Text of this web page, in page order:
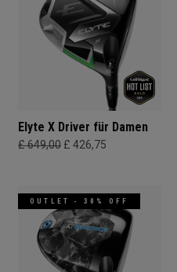
Elyte X Driver für Damen
£ 649,00 £ 426,75
OUTLET - 30% OFF